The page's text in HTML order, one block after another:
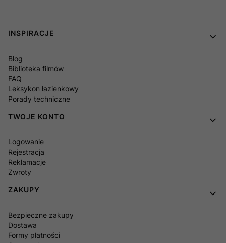
Linki w stopce
INSPIRACJE
Blog
Biblioteka filmów
FAQ
Leksykon łazienkowy
Porady techniczne
TWOJE KONTO
Logowanie
Rejestracja
Reklamacje
Zwroty
ZAKUPY
Bezpieczne zakupy
Dostawa
Formy płatności